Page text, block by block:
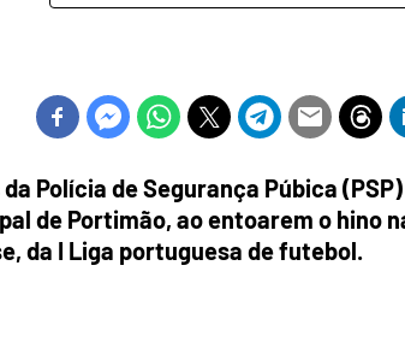
Polícia de Segurança Púbica
de Portimão, ao entoarem o hino
da I Liga portuguesa de futebol.